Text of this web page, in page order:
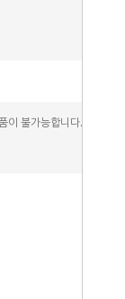
이 불가능합니다.